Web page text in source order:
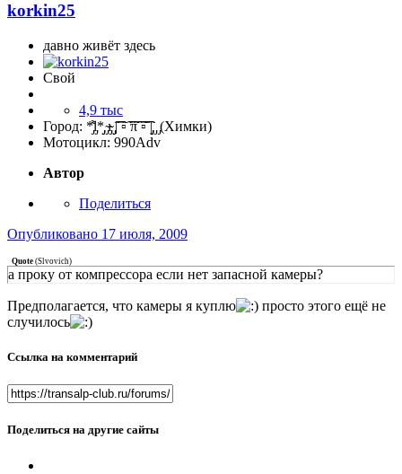
korkin25
давно живёт здесь
Свой
4,9 тыс
Город: *̡͌l̡*̡̡ ̴̡ı̴̴̡ ̡̡͡|͡͡͡ ▫͡ ͡͡π͡͡ ͡▫͡͡ |̡̡̡ ̡ ̡(Химки)
Мотоцикл: 990Adv
Автор
Поделиться
Опубликовано 17 июля, 2009
Quote (Slvovich)
а проку от компрессора если нет запасной камеры?
Предполагается, что камеры я куплю
просто этого ещё не
случилось
Ссылка на комментарий
Поделиться на другие сайты